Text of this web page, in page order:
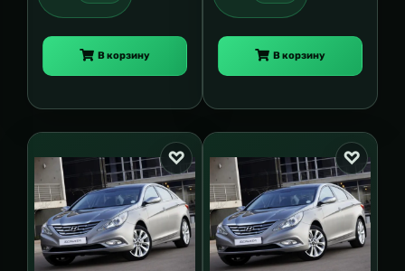
В корзину В корзину